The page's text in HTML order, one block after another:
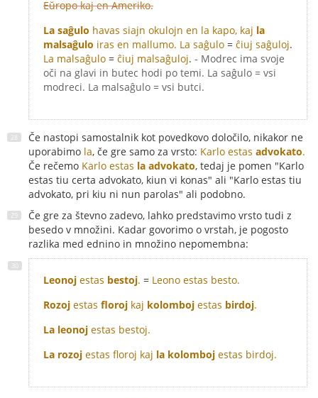
Eŭropo kaj en Ameriko.
La saĝulo havas siajn okulojn en la kapo, kaj la
malsaĝulo iras en mallumo. La saĝulo = ĉiuj saĝuloj.
La malsaĝulo = ĉiuj malsaĝuloj. - Modrec ima svoje
oči na glavi in butec hodi po temi. La saĝulo = vsi
modreci. La malsaĝulo = vsi butci.
Če nastopi samostalnik kot povedkovo določilo, nikakor ne
uporabimo la, če gre samo za vrsto: Karlo estas advokato.
Če rečemo Karlo estas la advokato, tedaj je pomen "Karlo
estas tiu certa advokato, kiun vi konas" ali "Karlo estas tiu
advokato, pri kiu ni nun parolas" ali podobno.
Če gre za števno zadevo, lahko predstavimo vrsto tudi z
besedo v množini. Kadar govorimo o vrstah, je pogosto
razlika med ednino in množino nepomembna:
Leonoj estas bestoj. = Leono estas besto.
Rozoj estas floroj kaj kolomboj estas birdoj.
La leonoj estas bestoj.
La rozoj estas floroj kaj la kolomboj estas birdoj.